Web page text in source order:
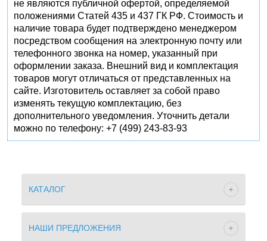
не являются публичной офертой, определяемой
положениями Статей 435 и 437 ГК РФ. Стоимость и
наличие товара будет подтверждено менеджером
посредством сообщения на электронную почту или
телефонного звонка на номер, указанный при
оформлении заказа. Внешний вид и комплектация
товаров могут отличаться от представленных на
сайте. Изготовитель оставляет за собой право
изменять текущую комплектацию, без
дополнительного уведомления. Уточнить детали
можно по телефону: +7 (499) 243-83-93
КАТАЛОГ
НАШИ ПРЕДЛОЖЕНИЯ